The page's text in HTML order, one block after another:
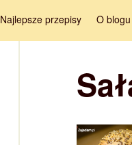
Najlepsze przepisy O blogu